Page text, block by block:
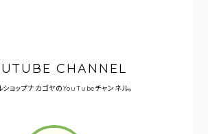
CHANNEL
ショップナカゴヤのYouTubeチャンネル。